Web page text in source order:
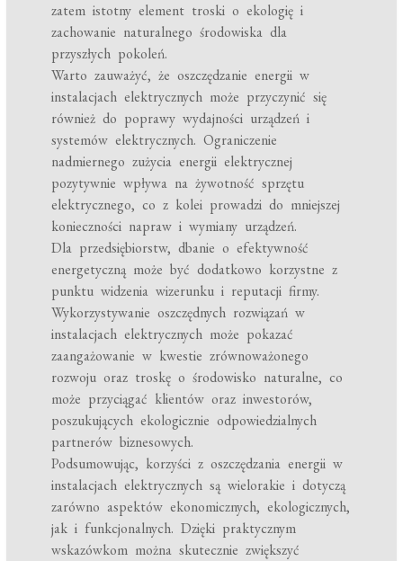
zatem istotny element troski o ekologię i
zachowanie naturalnego środowiska dla
przyszłych pokoleń.
Warto zauważyć, że oszczędzanie energii w
instalacjach elektrycznych może przyczynić się
również do poprawy wydajności urządzeń i
systemów elektrycznych. Ograniczenie
nadmiernego zużycia energii elektrycznej
pozytywnie wpływa na żywotność sprzętu
elektrycznego, co z kolei prowadzi do mniejszej
konieczności napraw i wymiany urządzeń.
Dla przedsiębiorstw, dbanie o efektywność
energetyczną może być dodatkowo korzystne z
punktu widzenia wizerunku i reputacji firmy.
Wykorzystywanie oszczędnych rozwiązań w
instalacjach elektrycznych może pokazać
zaangażowanie w kwestie zrównoważonego
rozwoju oraz troskę o środowisko naturalne, co
może przyciągać klientów oraz inwestorów,
poszukujących ekologicznie odpowiedzialnych
partnerów biznesowych.
Podsumowując, korzyści z oszczędzania energii w
instalacjach elektrycznych są wielorakie i dotyczą
zarówno aspektów ekonomicznych, ekologicznych,
jak i funkcjonalnych. Dzięki praktycznym
wskazówkom można skutecznie zwiększyć